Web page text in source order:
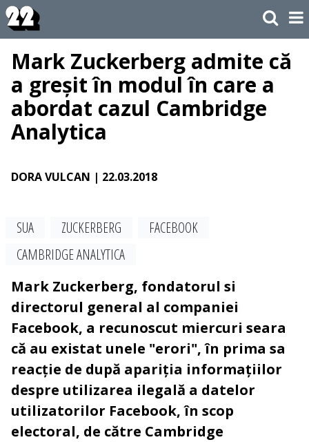
Mark Zuckerberg admite că
a greșit în modul în care a
abordat cazul Cambridge
Analytica
DORA VULCAN | 22.03.2018
SUA ZUCKERBERG
FACEBOOK
CAMBRIDGE ANALYTICA
Mark Zuckerberg, fondatorul si
directorul general al companiei
Facebook, a recunoscut miercuri seara
că au existat unele "erori", în prima sa
reacție de după apariția informațiilor
despre utilizarea ilegală a datelor
utilizatorilor Facebook, în scop
electoral, de către Cambridge